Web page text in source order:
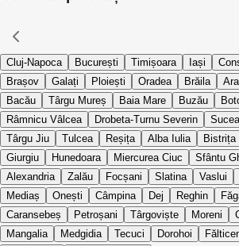
Cluj-Napoca București Timișoara Iași
Brașov
Galați Ploiești Oradea Brăila
Bacău
Târgu Mureș Baia Mare Buzău
Râmnicu Vâlcea
Drobeta-Turnu Severin
Târgu Jiu
Tulcea Reșița Alba Iulia Bistrița
Giurgiu
Hunedoara Miercurea Ciuc Sfântu
Alexandria
Zalău Focșani Slatina Vaslui
Mediaș
Onești Câmpina Dej Reghin
Caransebeș
Petroșani Târgoviște Moreni
Mangalia
Medgidia Tecuci Dorohoi